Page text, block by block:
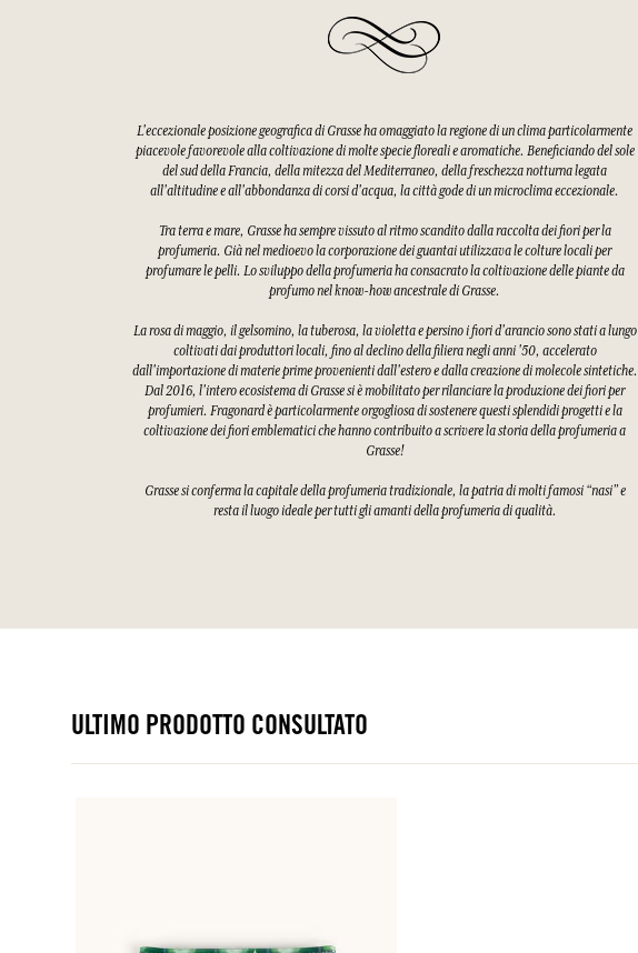
L'eccezionale posizione geografica di Grasse ha omaggiato la regione di un clima particolarmente
piacevole favorevole alla coltivazione di molte specie floreali e aromatiche. Beneficiando del sole
del sud della Francia, della mitezza del Mediterraneo, della freschezza notturna legata
all'altitudine e all'abbondanza di corsi d'acqua, la città gode di un microclima eccezionale.
Tra terra e mare, Grasse ha sempre vissuto al ritmo scandito dalla raccolta dei fiori per la
profumeria. Già nel medioevo la corporazione dei guantai utilizzava le colture locali per
profumare le pelli. Lo sviluppo della profumeria ha consacrato la coltivazione delle piante da
profumo nel know-how ancestrale di Grasse.
La rosa di maggio, il gelsomino, la tuberosa, la violetta e persino i fiori d'arancio sono stati a lungo
coltivati dai produttori locali, fino al declino della filiera negli anni '50, accelerato
dall'importazione di materie prime provenienti dall'estero e dalla creazione di molecole sintetiche.
Dal 2016, l'intero ecosistema di Grasse si è mobilitato per rilanciare la produzione dei fiori per
profumieri. Fragonard è particolarmente orgogliosa di sostenere questi splendidi progetti e la
coltivazione dei fiori emblematici che hanno contribuito a scrivere la storia della profumeria a
Grasse!
Grasse si conferma la capitale della profumeria tradizionale, la patria di molti famosi “nasi” e
resta il luogo ideale per tutti gli amanti della profumeria di qualità.
ULTIMO PRODOTTO CONSULTATO